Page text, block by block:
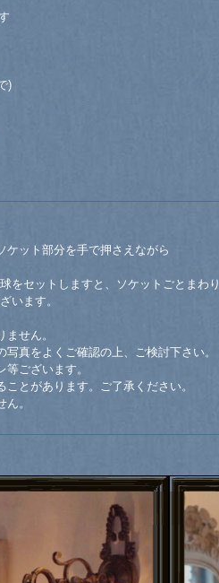
)
ケット部分を手で押さえながら
をセットしますと、ソケットごとまわり
います。
せん。
真をよくご確認の上、ご検討下さい。
ございます。
とがあります。ご了承ください。
。